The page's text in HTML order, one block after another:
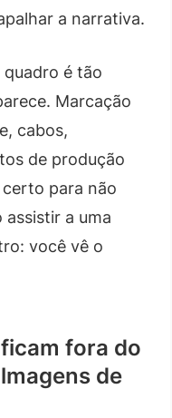
a narrativa.
é tão
Marcação
cabos,
de produção
para não
assistir a uma
você vê o
fora do
de